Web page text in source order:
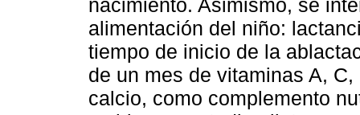
nacimiento. Asimismo, se
alimentación del niño:
tiempo de inicio de la
de un mes de vitaminas A,
calcio, como complemento